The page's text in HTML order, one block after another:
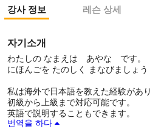
강사 정보 레슨 상세
자기소개
わたしの なまえは あやな です。
にほんごを たのしく まなびましょう
私は海外で日本語を教えた経験があり
初級から上級まで対応可能です。
英語で説明することもできます。
번역을 하다